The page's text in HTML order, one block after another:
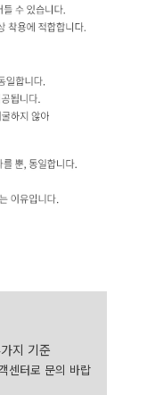
지 기준
센터로 문의 바랍